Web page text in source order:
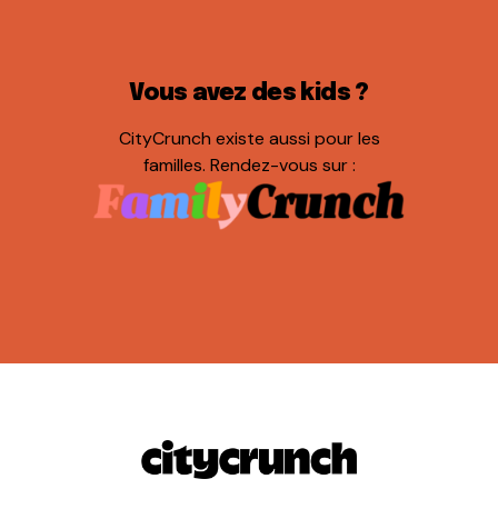
Vous avez des kids ?
CityCrunch existe aussi pour les
familles. Rendez-vous sur :